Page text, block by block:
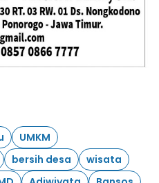
UMKM
bersih desa
wisata